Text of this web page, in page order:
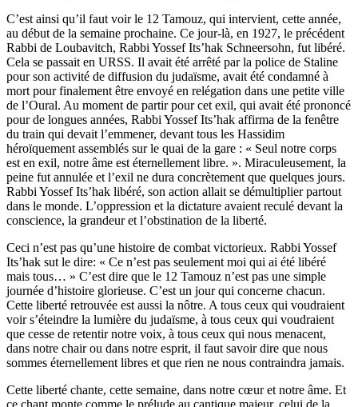
C’est ainsi qu’il faut voir le 12 Tamouz, qui intervient, cette année,
au début de la semaine prochaine. Ce jour-là, en 1927, le précédent
Rabbi de Loubavitch, Rabbi Yossef Its’hak Schneersohn, fut libéré.
Cela se passait en URSS. Il avait été arrêté par la police de Staline
pour son activité de diffusion du judaïsme, avait été condamné à
mort pour finalement être envoyé en relégation dans une petite ville
de l’Oural. Au moment de partir pour cet exil, qui avait été prononcé
pour de longues années, Rabbi Yossef Its’hak affirma de la fenêtre
du train qui devait l’emmener, devant tous les Hassidim
héroïquement assemblés sur le quai de la gare : « Seul notre corps
est en exil, notre âme est éternellement libre. ». Miraculeusement, la
peine fut annulée et l’exil ne dura concrètement que quelques jours.
Rabbi Yossef Its’hak libéré, son action allait se démultiplier partout
dans le monde. L’oppression et la dictature avaient reculé devant la
conscience, la grandeur et l’obstination de la liberté.
Ceci n’est pas qu’une histoire de combat victorieux. Rabbi Yossef
Its’hak sut le dire: « Ce n’est pas seulement moi qui ai été libéré
mais tous… » C’est dire que le 12 Tamouz n’est pas une simple
journée d’histoire glorieuse. C’est un jour qui concerne chacun.
Cette liberté retrouvée est aussi la nôtre. A tous ceux qui voudraient
voir s’éteindre la lumière du judaïsme, à tous ceux qui voudraient
que cesse de retentir notre voix, à tous ceux qui nous menacent,
dans notre chair ou dans notre esprit, il faut savoir dire que nous
sommes éternellement libres et que rien ne nous contraindra jamais.
Cette liberté chante, cette semaine, dans notre cœur et notre âme. Et